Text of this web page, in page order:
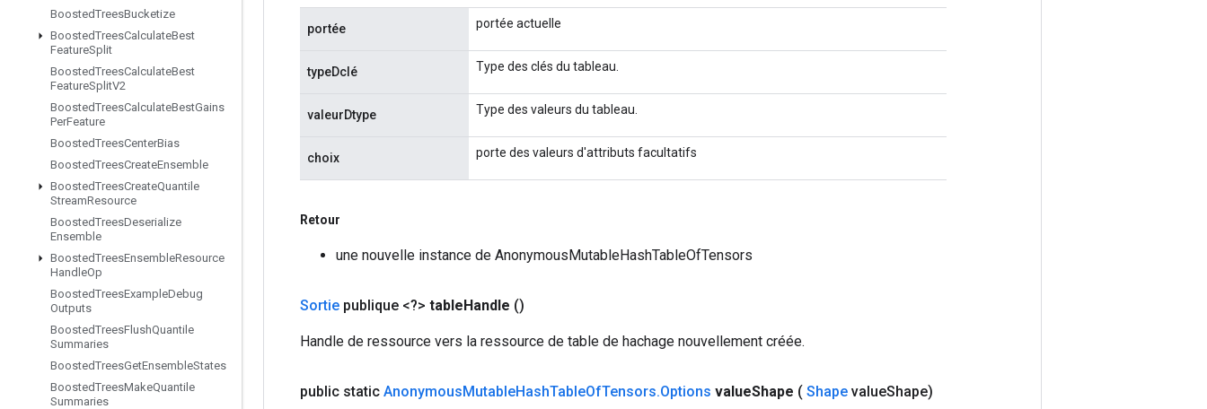
BoostedTreesBucketize
BoostedTreesCalculateBest
FeatureSplit
BoostedTreesCalculateBest
FeatureSplitV2
BoostedTreesCalculateBestGains
PerFeature
BoostedTreesCenterBias
BoostedTreesCreateEnsemble
BoostedTreesCreateQuantile
StreamResource
BoostedTreesDeserialize
Ensemble
BoostedTreesEnsembleResource
HandleOp
BoostedTreesExampleDebug
Outputs
BoostedTreesFlushQuantile
Summaries
BoostedTreesGetEnsembleStates
BoostedTreesMakeQuantile
Summaries
portée portée actuelle
typeDclé Type des clés du tableau.
valeurDtype Type des valeurs du tableau.
choix porte des valeurs d'attributs facultatifs
Retour
une nouvelle instance de AnonymousMutableHashTableOfTensors
Sortie publique <?> tableHandle ()
Handle de ressource vers la ressource de table de hachage nouvellement créée.
public static AnonymousMutableHashTableOfTensors.Options valueShape ( Shape valueShape)